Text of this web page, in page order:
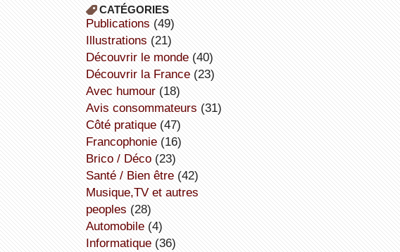
CATÉGORIES
publications (49)
illustrations (21)
découvrir le monde(40)
découvrir la France(23)
avec humour(18)
avis consommateurs (31)
côté pratique(47)
Francophonie(16)
Brico / Déco(23)
Santé / Bien être(42)
Musique,TV et autres
peoples (28)
Automobile(4)
informatique(36)